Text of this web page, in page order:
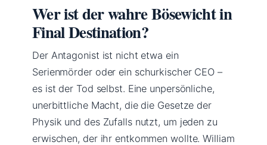
Wer ist der wahre Bösewicht in
Final Destination?
Der Antagonist ist nicht etwa ein
Serienmörder oder ein schurkischer CEO –
es ist der Tod selbst. Eine unpersönliche,
unerbittliche Macht, die die Gesetze der
Physik und des Zufalls nutzt, um jeden zu
erwischen, der ihr entkommen wollte. William